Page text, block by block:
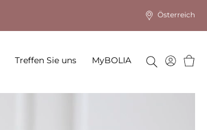
Österreich
Treffen Sie uns MyBOLIA